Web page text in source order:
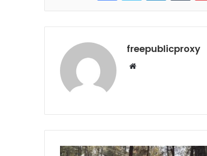
freepublicproxy
Web